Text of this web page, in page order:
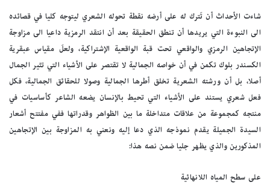
شاءت الأحداث أن تَترك له على أرضه نقطة تحوله الشعري ليتوجه كليا في قصائده
الى النبوءة التي يريدها أن تنطق الحقيقة بعد أن انتقد الرمزية داعيا الى مزاوجة
الإتجاهين الرمزي والواقعي تحت قبة الواقعية الإشتراكية، ولعلَ مقياس عبقرية
الكسندر بلوك تكمن في أن خواصه الجمالية لا تقتصر على الأشياء التي تثير الجمال
أصلا، بل أن ورشته الشعرية تخلق أطرها الجمالية وصولا للحقائق الجمالية، فكل
فعل شعري يستند على الأشياء التي تحيط بالإنسان يضعه الشاعر كأساسيات في
منتجه كمجموعة من علاقات متداخلة ما بين الظواهر وقدراتها ففي مفتتح أشعار
السيدة الجميلة يقدم نموذجه الذي دعا إليه ونعني به المزاوجة بين الإتجاهين
المذكورين والذي يظهر جليا ضمن نصه هذا:
على سطح المياه اللانهائية